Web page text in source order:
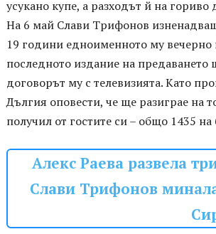
усукано купе, а разходът й на
На 6 май Слави Трифонов
19 години едноименното му вечерно
последното издание на предаването
договорът му с телевизията. Като
Дългия оповести, че ще разиграе на
получил от гостите си – общо 1435 на
Алекс Раева развела
Слави Трифонов